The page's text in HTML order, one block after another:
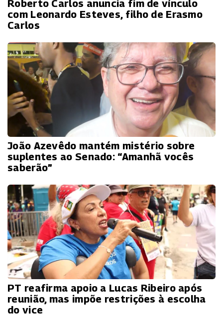
Roberto Carlos anuncia fim de vínculo
com Leonardo Esteves, filho de Erasmo
Carlos
João Azevêdo mantém mistério sobre
suplentes ao Senado: “Amanhã vocês
saberão”
PT reafirma apoio a Lucas Ribeiro após
reunião, mas impõe restrições à escolha
do vice